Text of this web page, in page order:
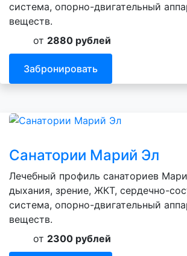
система, опорно-двигательный
веществ.
от 2880 рублей
Забронировать
Санатории Марий Эл
Лечебный профиль санаториев
дыхания, зрение, ЖКТ, сердечно-
система, опорно-двигательный
веществ.
от 2300 рублей